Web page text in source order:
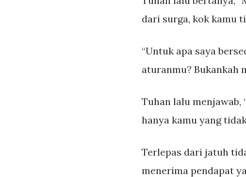
dari surga, kok kamu
“Untuk apa saya
aturanmu? Bukankah
Tuhan lalu menjawab,
hanya kamu yang
Terlepas dari jatuh
menerima pendapat